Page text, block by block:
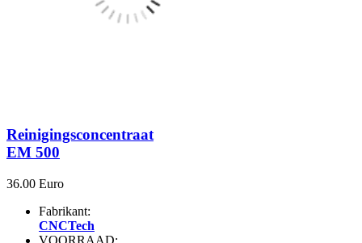
Reinigingsconcentraat
EM 500
36.00 Euro
Fabrikant:
CNCTech
VOORRAAD: